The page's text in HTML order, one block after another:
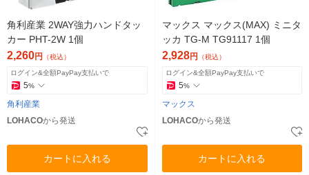
角利産業 2WAY強力ハンドタッ
カー PHT-2W 1個
2,260円 （税込）
ログイン&全額PayPay支払いで
5%
角利産業
LOHACOから発送
カートに入れる
マックス マックス(MAX) ミニタ
ッカ TG-M TG91117 1個
2,928円 （税込）
ログイン&全額PayPay支払いで
5%
マックス
LOHACOから発送
カートに入れる